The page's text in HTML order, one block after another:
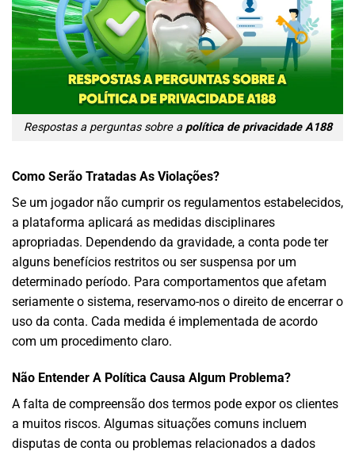
Respostas a perguntas sobre apolítica de privacidade A188
Como Serão Tratadas As Violações?
Se um jogador não cumprir os regulamentos estabelecidos,
a plataforma aplicará as medidas disciplinares
apropriadas. Dependendo da gravidade, a conta pode ter
alguns benefícios restritos ou ser suspensa por um
determinado período. Para comportamentos que afetam
seriamente o sistema, reservamo-nos o direito de encerrar o
uso da conta. Cada medida é implementada de acordo
com um procedimento claro.
Não Entender A Política Causa Algum Problema?
A falta de compreensão dos termos pode expor os clientes
a muitos riscos. Algumas situações comuns incluem
disputas de conta ou problemas relacionados a dados